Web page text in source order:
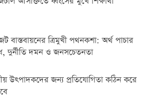
বাস্তবায়নের ত্রিমুখী পথনকশা: অর্থ পাচার
দুর্নীতি দমন ও জনসচেতনতা
উৎপাদকদের জন্য প্রতিযোগিতা কঠিন করে